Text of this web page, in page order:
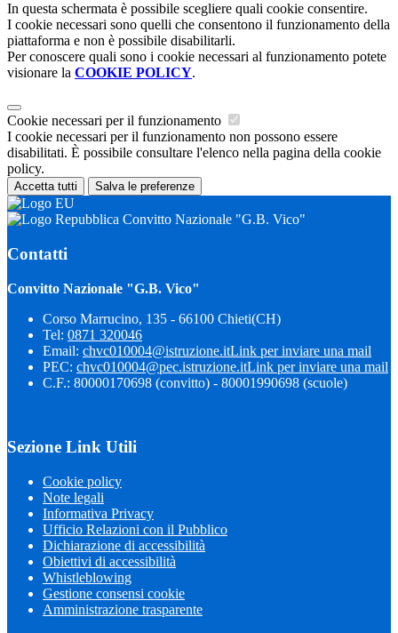
In questa schermata è possibile scegliere quali cookie consentire.
I cookie necessari sono quelli che consentono il funzionamento della
piattaforma e non è possibile disabilitarli.
Per conoscere quali sono i cookie necessari al funzionamento potete
visionare la COOKIE POLICY.
Cookie necessari per il funzionamento
I cookie necessari per il funzionamento non possono essere
disabilitati. È possibile consultare l'elenco nella pagina della cookie
policy.
Accetta tutti Salva le preferenze
Convitto Nazionale "G.B. Vico"
Contatti
Convitto Nazionale "G.B. Vico"
Corso Marrucino, 135 - 66100 Chieti(CH)
Tel: 0871 320046
Email: chvc010004@istruzione.itLink per inviare una mail
PEC: chvc010004@pec.istruzione.itLink per inviare una mail
C.F.: 80000170698 (convitto) - 80001990698 (scuole)
Sezione Link Utili
Cookie policy
Note legali
Informativa Privacy
Ufficio Relazioni con il Pubblico
Dichiarazione di accessibilità
Obiettivi di accessibilità
Whistleblowing
Gestione consensi cookie
Amministrazione trasparente